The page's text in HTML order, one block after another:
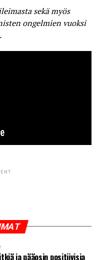
sekä myös
ongelmien vuoksi
ja pääosin positiivisia